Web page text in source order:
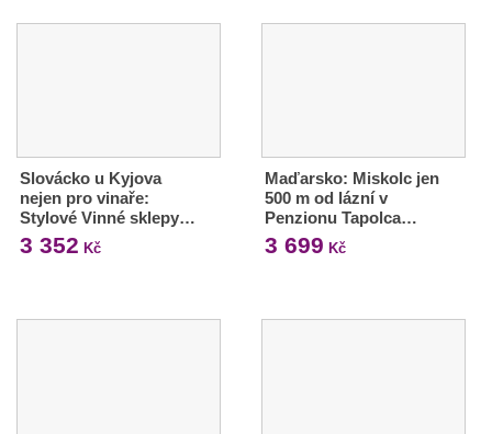
Slovácko u Kyjova
nejen pro vinaře:
Stylové Vinné sklepy…
3 352 Kč
Maďarsko: Miskolc jen
500 m od lázní v
Penzionu Tapolca…
3 699 Kč